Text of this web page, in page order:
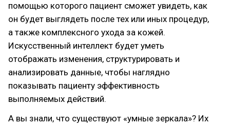
помощью которого пациент сможет увидеть, как
он будет выглядеть после тех или иных процедур,
а также комплексного ухода за кожей.
Искусственный интеллект будет уметь
отображать изменения, структурировать и
анализировать данные, чтобы наглядно
показывать пациенту эффективность
выполняемых действий.
А вы знали, что существуют «умные зеркала»? Их